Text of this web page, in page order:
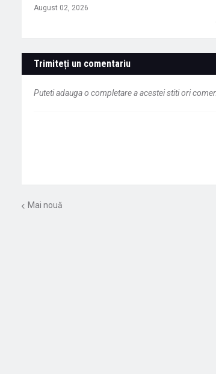
August 02, 2026
Trimiteți un comentariu
Puteti adauga o completare a acestei stiti ori
Mai nouă